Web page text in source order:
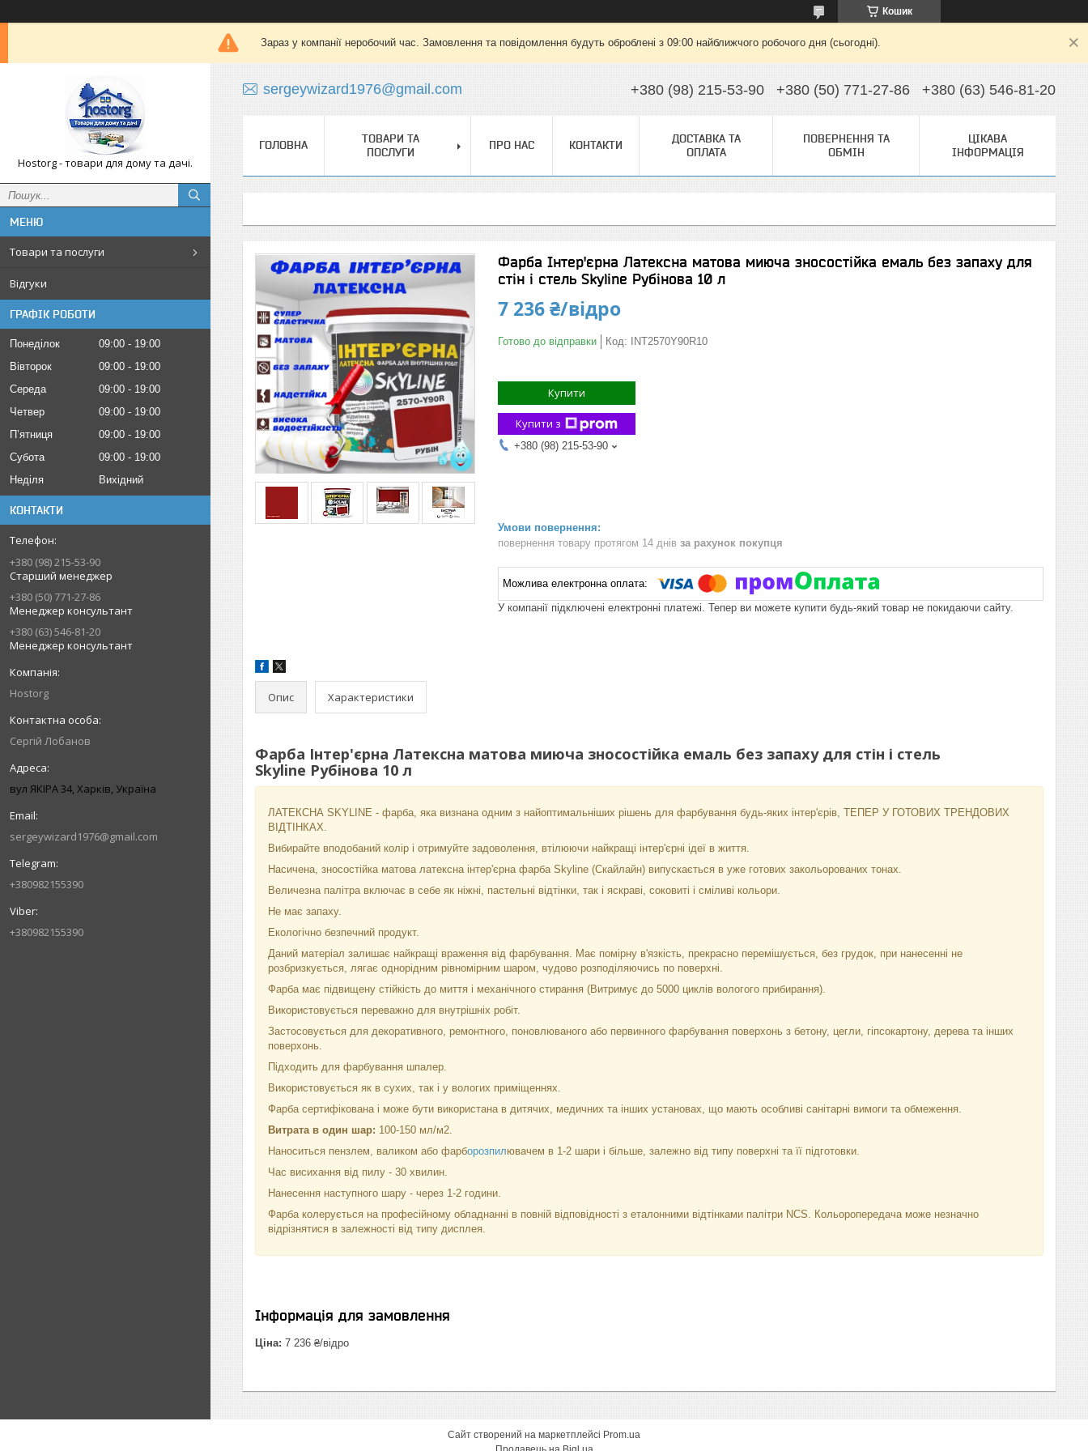
Кошик
Зараз у компанії неробочий час. Замовлення та повідомлення будуть оброблені з 09:00 найближчого робочого дня (сьогодні).
Hostorg - товари для дому та дачі.
Товари та послуги
Відгуки
ГРАФІК РОБОТИ
Понеділок 09:00
19:00
Вівторок
09:00
19:00
Середа
09:00
19:00
Четвер
09:00
19:00
Пʼятниця
09:00
19:00
Субота
09:00
19:00
Неділя
Вихідний
КОНТАКТИ
+380 (98) 215-53-90
Старший менеджер
+380 (50) 771-27-86
Менеджер консультант
+380 (63) 546-81-20
Менеджер консультант
Hostorg
Сергій Лобанов
вул ЯКІРА 34, Харків, Україна
sergeywizard1976@gmail.com
+380982155390
+380982155390
sergeywizard1976@gmail.com +380 (98) 215-53-90 +380 (50) 771-27-86 +380 (63) 546-81-20
ГОЛОВНА
ТОВАРИ ТА
ПОСЛУГИ
ПРО НАС КОНТАКТИ
ДОСТАВКА ТА
ОПЛАТА
ПОВЕРНЕННЯ ТА
ОБМІН
ЦІКАВА
ІНФОРМАЦІЯ
Фарба Інтер'єрна Латексна матова миюча зносостійка емаль без запаху для
стін і стель Skyline Рубінова 10 л
7 236 ₴/відро
Готово до відправки Код: INT2570Y90R10
Купити
Купити з
+380 (98) 215-53-90
повернення товару протягом 14 днів за рахунок покупця
У компанії підключені електронні платежі. Тепер ви можете купити будь-який товар не покидаючи сайту.
Опис Характеристики
Фарба Інтер'єрна Латексна матова миюча зносостійка емаль без запаху для стін і стель
Skyline Рубінова 10 л
ЛАТЕКСНА SKYLINE - фарба, яка визнана одним з найоптимальніших рішень для фарбування будь-яких інтер'єрів, ТЕПЕР У ГОТОВИХ ТРЕНДОВИХ
ВІДТІНКАХ.
Вибирайте вподобаний колір і отримуйте задоволення, втілюючи найкращі інтер'єрні ідеї в життя.
Насичена, зносостійка матова латексна інтер'єрна фарба Skyline (Скайлайн) випускається в уже готових закольорованих тонах.
Величезна палітра включає в себе як ніжні, пастельні відтінки, так і яскраві, соковиті і сміливі кольори.
Не має запаху.
Екологічно безпечний продукт.
Даний матеріал залишає найкращі враження від фарбування. Має помірну в'язкість, прекрасно перемішується, без грудок, при нанесенні не
розбризкується, лягає однорідним рівномірним шаром, чудово розподіляючись по поверхні.
Фарба має підвищену стійкість до миття і механічного стирання (Витримує до 5000 циклів вологого прибирання).
Використовується переважно для внутрішніх робіт.
Застосовується для декоративного, ремонтного, поновлюваного або первинного фарбування поверхонь з бетону, цегли, гіпсокартону, дерева та інших
поверхонь.
Підходить для фарбування шпалер.
Використовується як в сухих, так і у вологих приміщеннях.
Фарба сертифікована і може бути використана в дитячих, медичних та інших установах, що мають особливі санітарні вимоги та обмеження.
Витрата в один шар: 100-150 мл/м2.
Наноситься пензлем, валиком або фарборозпилювачем в 1-2 шари і більше, залежно від типу поверхні та її підготовки.
Час висихання від пилу - 30 хвилин.
Нанесення наступного шару - через 1-2 години.
Фарба колерується на професійному обладнанні в повній відповідності з еталонними відтінками палітри NCS. Кольоропередача може незначно
відрізнятися в залежності від типу дисплея.
Інформація для замовлення
Ціна: 7 236 ₴/відро
Сайт створений на маркетплейсі Prom.ua